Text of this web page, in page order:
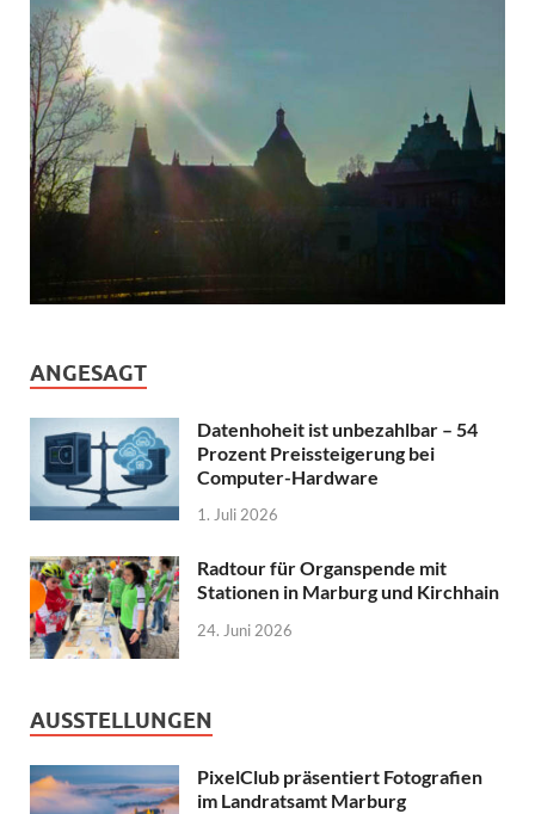
ANGESAGT
Datenhoheit ist unbezahlbar – 54
Prozent Preissteigerung bei
Computer-Hardware
1. Juli 2026
Radtour für Organspende mit
Stationen in Marburg und Kirchhain
24. Juni 2026
AUSSTELLUNGEN
PixelClub präsentiert Fotografien
im Landratsamt Marburg